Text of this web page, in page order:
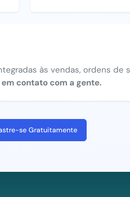
às vendas, ordens de
contato com a gente.
se Gratuitamente